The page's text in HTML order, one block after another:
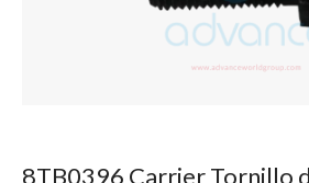
8TB0396 Carrier Tornillo